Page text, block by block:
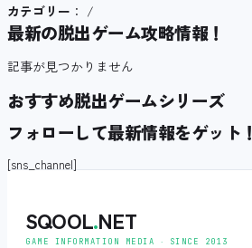
カテゴリー ： /
最新の脱出ゲーム攻略情報！
記事が見つかりません
おすすめ脱出ゲームシリーズ
フォローして最新情報をゲット！
[sns_channel]
SQOOL.NET
GAME INFORMATION MEDIA ‧ SINCE 2013